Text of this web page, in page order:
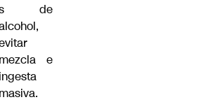
de
mezcla e
ingesta
masiva.